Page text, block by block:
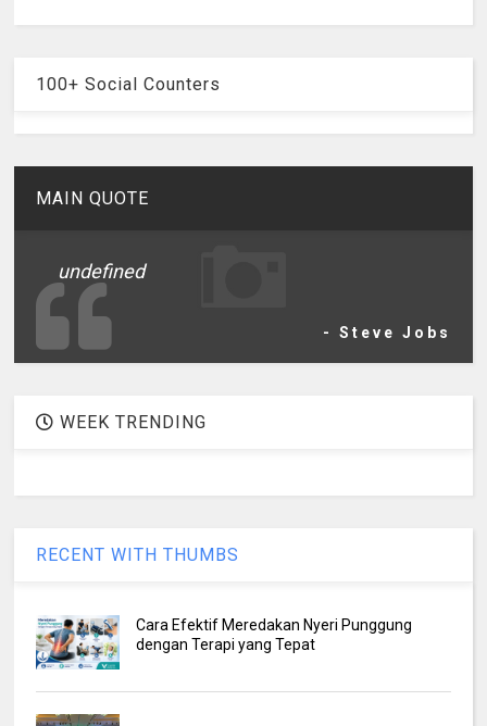
100+ Social Counters
MAIN QUOTE
undefined
- Steve Jobs
WEEK TRENDING
RECENT WITH THUMBS
Cara Efektif Meredakan Nyeri Punggung
dengan Terapi yang Tepat